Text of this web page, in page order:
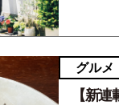
グルメ
【新